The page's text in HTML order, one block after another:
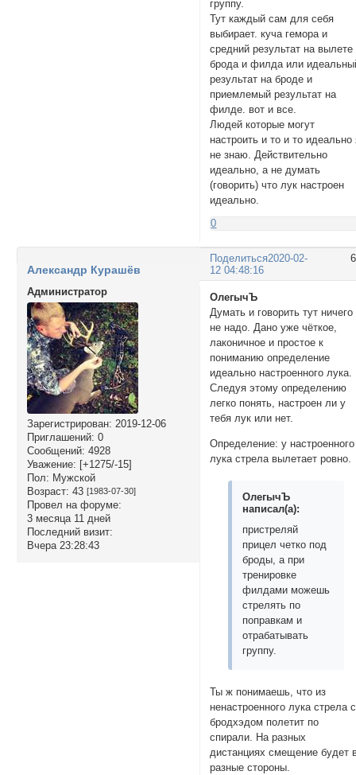
группу.
Тут каждый сам для себя
выбирает. куча гемора и
средний результат на вылете
брода и филда или
результат на броде и
приемлемый результат на
филде. вот и все.
Людей которые могут
настроить и то и то идеально
не знаю. Действительно
идеально, а не думать
(говорить) что лук настроен
идеально.
0
Поделиться2020-02-
12 04:48:16
Александр Курашёв
Администратор
Зарегистрирован: 2019-12-06
Приглашений: 0
Сообщений: 4928
Уважение: [+1275/-15]
Пол: Мужской
Возраст: 43 [1983-07-30]
Провел на форуме:
3 месяца 11 дней
Последний визит:
Вчера 23:28:43
ОлегычЪ
Думать и говорить тут ничего
не надо. Дано уже чёткое,
лаконичное и простое к
пониманию определение
идеально настроенного лука.
Следуя этому определению
легко понять, настроен ли у
тебя лук или нет.
Определение: у настроенного
лука стрела вылетает ровно.
ОлегычЪ
написал(а):
пристреляй
прицел четко под
броды, а при
тренировке
филдами можешь
стрелять по
поправкам и
отрабатывать
группу.
Ты ж понимаешь, что из
ненастроенного лука стрела с
бродхэдом полетит по
спирали. На разных
дистанциях смещение будет
разные стороны.